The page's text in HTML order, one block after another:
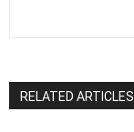
RELATED ARTICLES